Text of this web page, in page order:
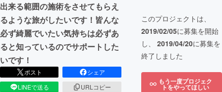
出来る範囲の施術をさせてもらえ
るような旅がしたいです！皆んな
必ず綺麗でいたい気持ちは必ずあ
ると知っているのでサポートした
いです！
ポスト
シェア
LINEで送る
URLコピー
このプロジェクトは、
2019/02/05に募集を開始
し、 2019/04/20に募集を
終了しました
もう一度プロジェク
トをやってほしい